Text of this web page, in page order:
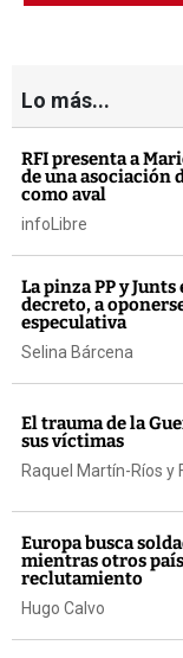
Lo más...
RFI presenta a
de una asociación
como aval
infoLibre
La pinza PP y
decreto, a
especulativa
Selina Bárcena
El trauma de la
sus víctimas
Raquel Martín-Ríos y
Europa busca
mientras otros
reclutamiento
Hugo Calvo